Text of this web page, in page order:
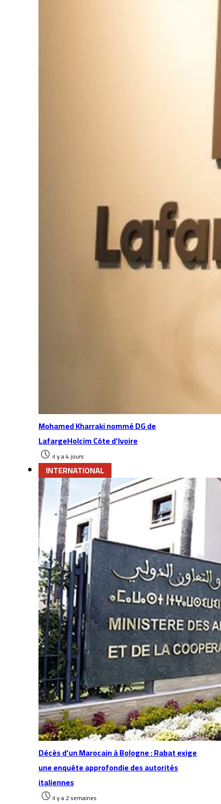
Mohamed Kharraki nommé DG de
LafargeHolcim Côte d’Ivoire
il y a 4 jours
INTERNATIONAL
Décès d’un Marocain à Bologne : Rabat exige
une enquête approfondie des autorités
italiennes
il y a 2 semaines